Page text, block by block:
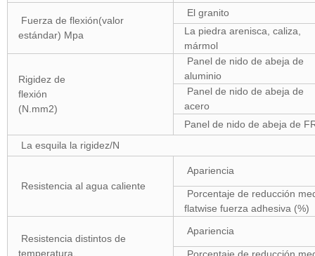
Fuerza de flexión(valor
estándar) Mpa
El granito
La piedra arenisca, caliza,
mármol
Rigidez de
flexión
(N.mm2)
Panel de nido de abeja de
aluminio
Panel de nido de abeja de
acero
Panel de nido de abeja de
La esquila la rigidez/N
Resistencia al agua caliente
Apariencia
Porcentaje de reducción
flatwise fuerza adhesiva (%)
Resistencia distintos de
temperatura.
Apariencia